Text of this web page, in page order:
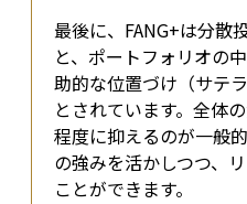
最後に、FANG+は分散
と、ポートフォリオの
助的な位置づけ（サテ
とされています。全体
程度に抑えるのが一般
の強みを活かしつつ、
ことができます。